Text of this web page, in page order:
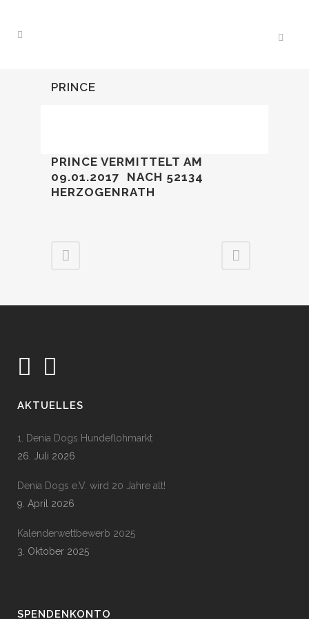
PRINCE
PRINCE VERMITTELT AM
09.01.2017 NACH 52134
HERZOGENRATH
AKTUELLES
1. Denia Dogs Hundeflohmarkt
26. Juli 2026
Denia Dogs e.V. wird 20 Jahre alt!
9. April 2026
Kalenderwettbewerb 2025
3. Oktober 2025
SPENDENKONTO